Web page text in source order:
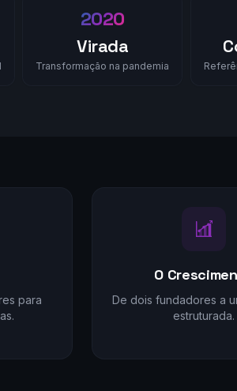
2020
Virada
Transformação na pandemia
para
O
De dois fundadores a
estruturada.